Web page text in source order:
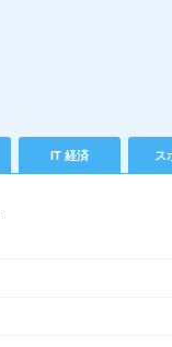
IT 経済 ス